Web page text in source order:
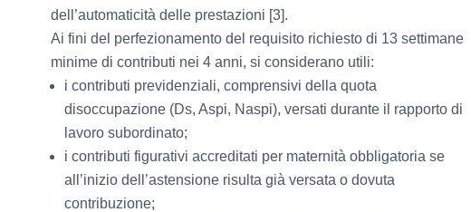
dell’automaticità delle prestazioni [3].
Ai fini del perfezionamento del requisito richiesto di 13 settimane
minime di contributi nei 4 anni, si considerano utili:
i contributi previdenziali, comprensivi della quota
disoccupazione (Ds, Aspi, Naspi), versati durante il rapporto di
lavoro subordinato;
i contributi figurativi accreditati per maternità obbligatoria se
all’inizio dell’astensione risulta già versata o dovuta
contribuzione;